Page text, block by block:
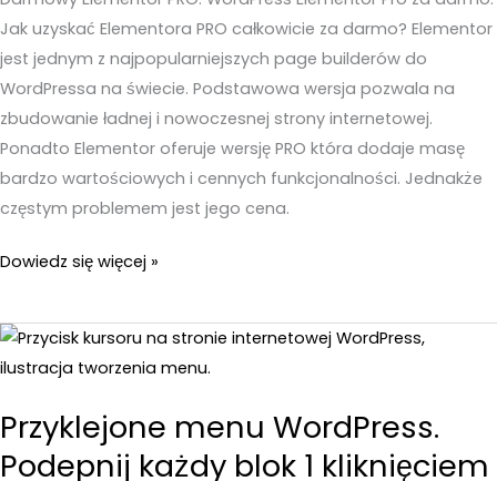
Jak uzyskać Elementora PRO całkowicie za darmo? Elementor
jest jednym z najpopularniejszych page builderów do
WordPressa na świecie. Podstawowa wersja pozwala na
zbudowanie ładnej i nowoczesnej strony internetowej.
Ponadto Elementor oferuje wersję PRO która dodaje masę
bardzo wartościowych i cennych funkcjonalności. Jednakże
częstym problemem jest jego cena.
Darmowy
PRO
Zdobądź
wersji
PRO
Dowiedz się więcej »
Przyklejone menu WordPress.
Podepnij każdy blok 1 kliknięciem